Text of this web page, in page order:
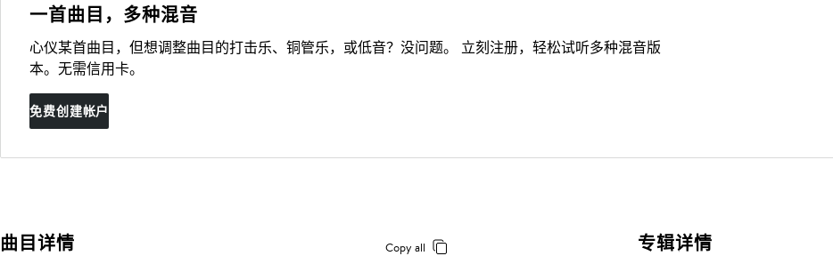
一首曲目，多种混音
心仪某首曲目，但想调整曲目的打击乐、铜管乐，或低音？没问题。 立刻注册，轻松试听多种混音版
本。无需信用卡。
免费创建帐户
曲目详情 Copy all 专辑详情